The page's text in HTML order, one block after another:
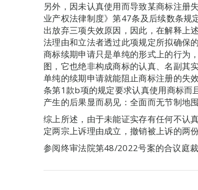
另外，因未认真使用而导致某商标注册
业产权法律制度》第47条及后续数条规
出放弃三项失效原因，因此，在解释上
法理由和立法者透过此项规定所拟确保
商标续期申请只是单纯的形式上的行为
图，它也绝非构成商标的认真、名副其
单纯的续期申请就能阻止商标注册的失
条第1款b项的规定要求认真使用商标而
产生的后果显而易见：全面而无节制地
综上所述，由于未能证实存有任何不认
定两宗上诉理由成立，撤销被上诉的两份
参阅终审法院第48/2022号案的合议庭裁